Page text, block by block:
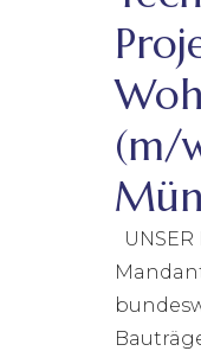
(m/